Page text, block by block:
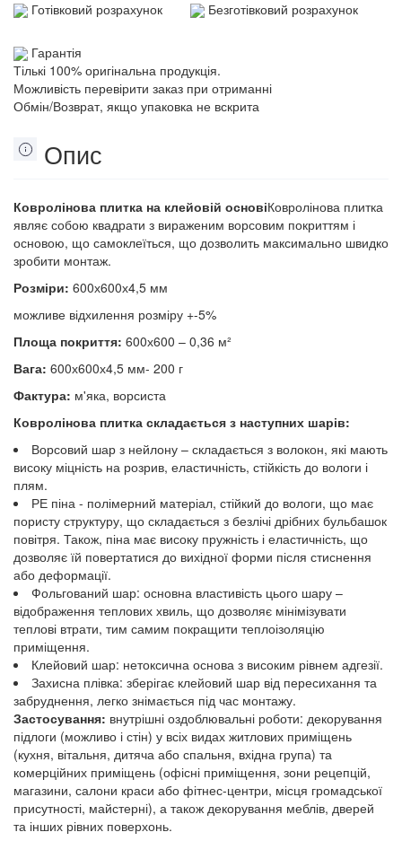
Готівковий розрахунок Безготівковий розрахунок
Гарантія
Тількі 100% оригінальна продукція.
Можливість перевірити заказ при отриманні
Обмін/Возврат, якщо упаковка не вскрита
Опис
Ковролінова плитка на клейовій основіКовролінова плитка
являє собою квадрати з вираженим ворсовим покриттям і
основою, що самоклеїться, що дозволить максимально швидко
зробити монтаж.
Розміри: 600х600х4,5 мм
можливе відхилення розміру +-5%
Площа покриття: 600х600 – 0,36 м²
Вага: 600х600х4,5 мм- 200 г
Фактура: м'яка, ворсиста
Ковролінова плитка складається з наступних шарів:
Ворсовий шар з нейлону – складається з волокон, які мають
високу міцність на розрив, еластичність, стійкість до вологи і
плям.
РЕ піна - полімерний матеріал, стійкий до вологи, що має
пористу структуру, що складається з безлічі дрібних бульбашок
повітря. Також, піна має високу пружність і еластичність, що
дозволяє їй повертатися до вихідної форми після стиснення
або деформації.
Фольгований шар: основна властивість цього шару –
відображення теплових хвиль, що дозволяє мінімізувати
теплові втрати, тим самим покращити теплоізоляцію
приміщення.
Клейовий шар: нетоксична основа з високим рівнем адгезії.
Захисна плівка: зберігає клейовий шар від пересихання та
забруднення, легко знімається під час монтажу.
Застосування: внутрішні оздоблювальні роботи: декорування
підлоги (можливо і стін) у всіх видах житлових приміщень
(кухня, вітальня, дитяча або спальня, вхідна група) та
комерційних приміщень (офісні приміщення, зони рецепцій,
магазини, салони краси або фітнес-центри, місця громадської
присутності, майстерні), а також декорування меблів, дверей
та інших рівних поверхонь.